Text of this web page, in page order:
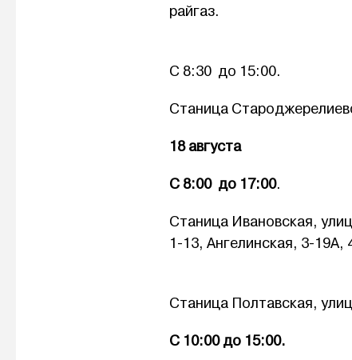
райгаз.
С 8:30 до 15:00.
Станица
18 августа
С 8:00 до 17:00.
Станица Ивановская,
1-13, Ангелинская, 3-
Станица Полтавская,
С 10:00 до 15:00.